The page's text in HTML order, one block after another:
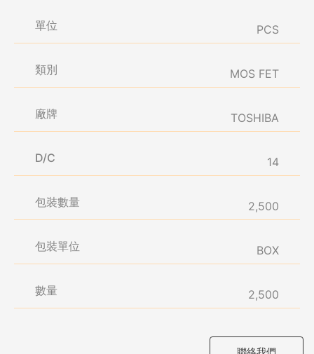
單位 PCS
類別 MOS FET
廠牌 TOSHIBA
D/C 14
包裝數量 2,500
包裝單位 BOX
數量 2,500
聯絡我們